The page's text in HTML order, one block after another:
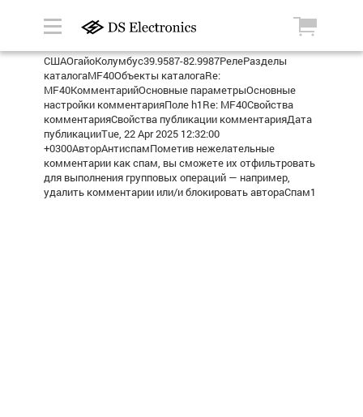
СШАОгайоКолумбус39.9587-82.9987РелеРазделы
каталогаMF40Объекты каталогаRe:
MF40КомментарийОсновные параметрыОсновные
настройки комментарияПоле h1Re: MF40Свойства
комментарияСвойства публикации комментарияДата
публикацииTue, 22 Apr 2025 12:32:00
+0300АвторАнтиспамПометив нежелательные
комментарии как спам, вы сможете их отфильтровать
для выполнения групповых операций — например,
удалить комментарии или/и блокировать автораСпам1